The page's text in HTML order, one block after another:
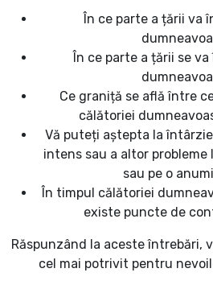
În ce parte a țării va
În ce parte a țării se
Ce graniță se află între
călătoriei
Vă puteți aștepta la
intens sau a altor
sau pe o
În timpul călătoriei
existe puncte de
Răspunzând la aceste întrebări,
cel mai potrivit pentru